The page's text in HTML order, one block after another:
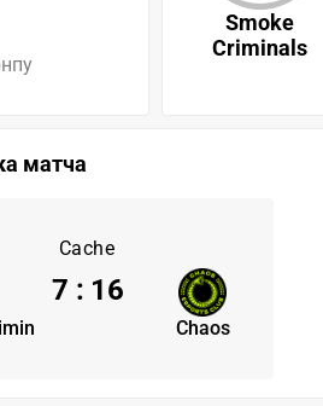
Smoke
Criminals
матча
Cache
Chaos
7 : 16